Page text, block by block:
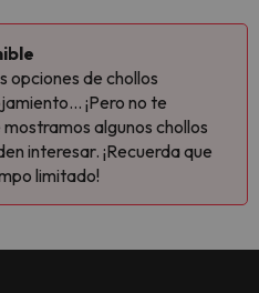
opciones de chollos
¡Pero no te
algunos chollos
interesar. ¡Recuerda que
limitado!